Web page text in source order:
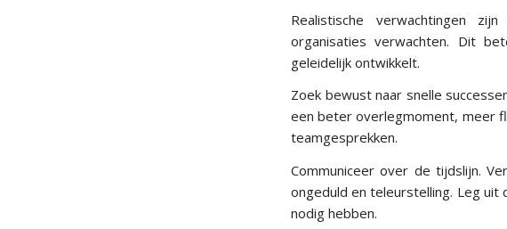
Realistische verwachtingen
organisaties verwachten. Dit
geleidelijk ontwikkelt.
Zoek bewust naar snelle
een beter overlegmoment, meer
teamgesprekken.
Communiceer over de tijdslijn.
ongeduld en teleurstelling. Leg
nodig hebben.